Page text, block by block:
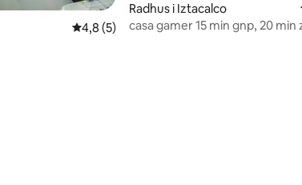
omdömen
4,8 av 5 i genomsnittligt betyg, 5
4,8 (5)
Radhus i Iztacalco
casa gamer 15 min gnp, 20 min